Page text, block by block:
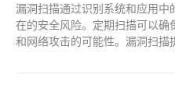
漏洞扫描通过识别系统和应用
在的安全风险。定期扫描可以
和网络攻击的可能性。漏洞扫描